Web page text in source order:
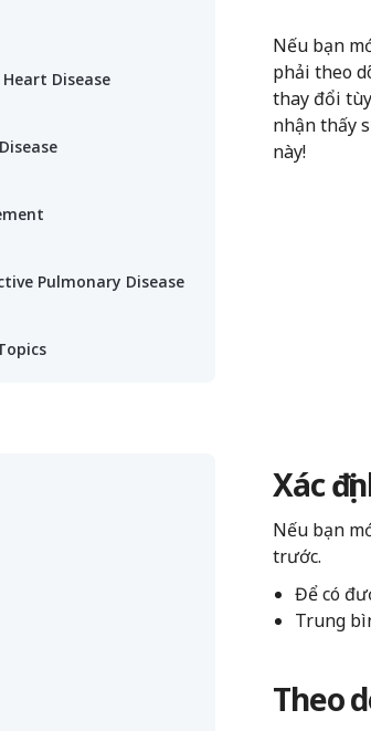
Disease
Pulmonary Disease
Nếu bạn
phải theo
thay đổi
nhận thấy
này!
Xác
Nếu bạn
trước.
Để có
Trung
Theo